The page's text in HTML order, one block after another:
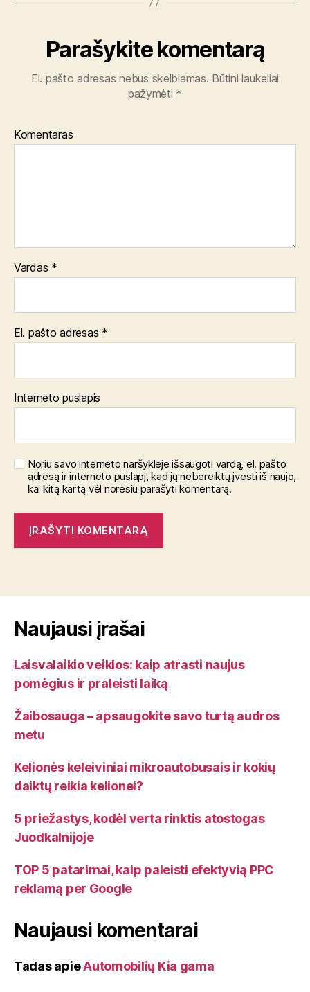
Parašykite komentarą
El. pašto adresas nebus skelbiamas. Būtini laukeliai
pažymėti *
Komentaras
Vardas *
El. pašto adresas *
Interneto puslapis
Noriu savo interneto naršyklėje išsaugoti vardą, el. pašto
adresą ir interneto puslapį, kad jų nebereiktų įvesti iš naujo,
kai kitą kartą vėl norėsiu parašyti komentarą.
Naujausi įrašai
Laisvalaikio veiklos: kaip atrasti naujus
pomėgius ir praleisti laiką
Žaibosauga – apsaugokite savo turtą audros
metu
Kelionės keleiviniai mikroautobusais ir kokių
daiktų reikia kelionei?
5 priežastys, kodėl verta rinktis atostogas
Juodkalnijoje
TOP 5 patarimai, kaip paleisti efektyvią PPC
reklamą per Google
Naujausi komentarai
TadasapieAutomobilių Kia gama